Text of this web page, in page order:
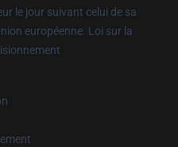
le jour suivant celui de sa
européenne. Loi sur la